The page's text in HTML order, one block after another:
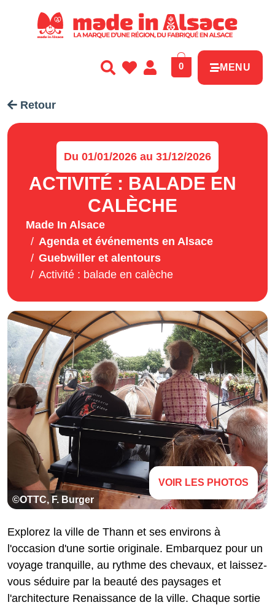
0 MENU
Retour
Du 01/01/2026 au 31/12/2026
ACTIVITÉ : BALADE EN
CALÈCHE
Made In Alsace
Agenda et événements en Alsace
Guebwiller et alentours
Activité : balade en calèche
©OTTC, F. Burger
VOIR LES PHOTOS
Explorez la ville de Thann et ses environs à
l'occasion d'une sortie originale. Embarquez pour un
voyage tranquille, au rythme des chevaux, et laissez-
vous séduire par la beauté des paysages et
l'architecture Renaissance de la ville. Chaque sortie